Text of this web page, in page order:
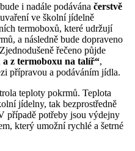
i nadále podávána čerstvě
ve školní jídelně
termoboxů, které udržují
a následně bude dopraveno
řečeno půjde
z termoboxu na talíř“,
přípravou a podáváním jídla.
teploty pokrmů. Teplota
jídelny, tak bezprostředně
případě potřeby jsou výdejny
který umožní rychlé a šetrné